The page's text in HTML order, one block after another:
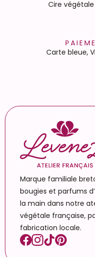
Cire
Carte bleue,
Marque familiale
bougies et parfums
la main dans notre
végétale française,
fabrication locale.